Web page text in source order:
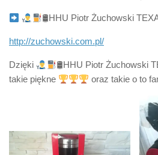
🛢HHU Piotr Żuchowski
http://zuchowski.com.pl/
Dzięki 🛢HHU Piotr Żuchowski
takie piękne
oraz takie o to